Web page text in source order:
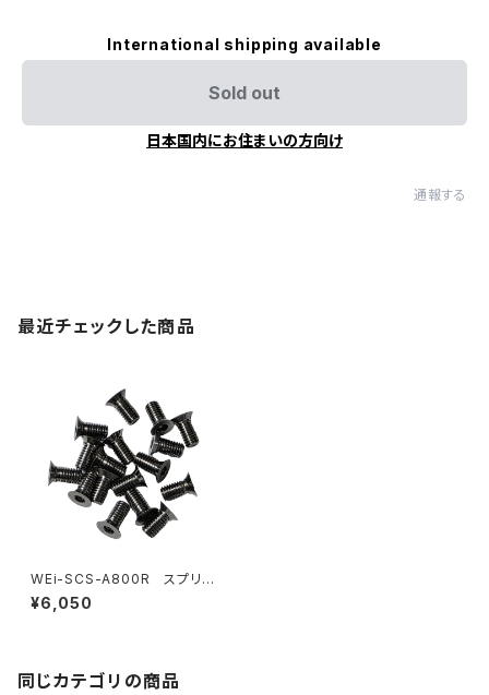
International shipping available
Sold out
日本国内にお住まいの方向け
通報する
最近チェックした商品
WEi-SCS-A800R スプリン
グスチールシャーシ用ビスセット
A800R/RR用
¥6,050
同じカテゴリの商品